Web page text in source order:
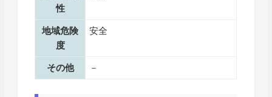
性
地域危険
度
安全
その他 －